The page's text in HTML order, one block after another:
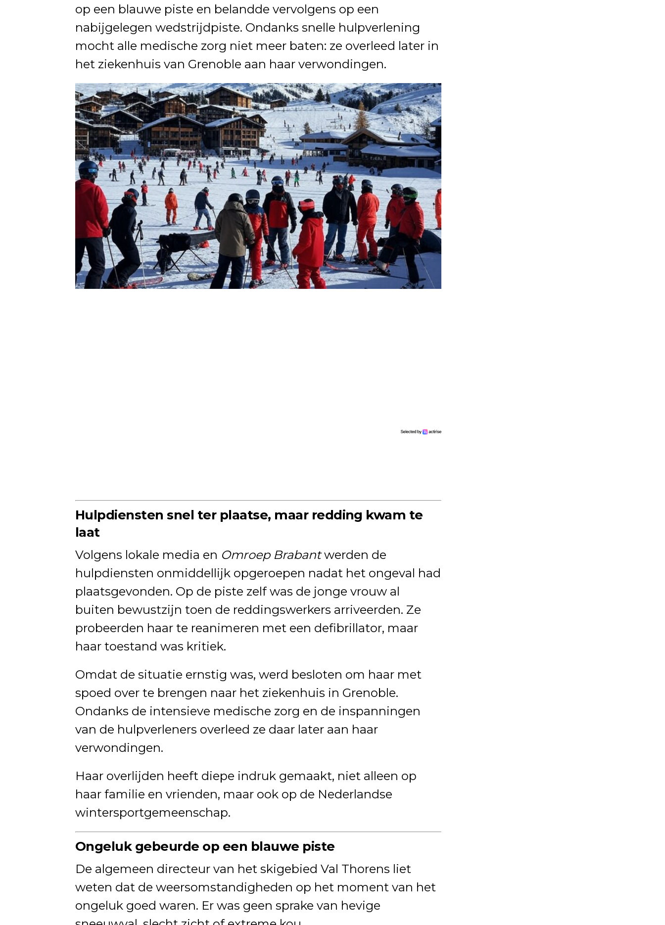
op een blauwe piste en belandde vervolgens op een
nabijgelegen wedstrijdpiste. Ondanks snelle hulpverlening
mocht alle medische zorg niet meer baten: ze overleed later in
het ziekenhuis van Grenoble aan haar verwondingen.
Hulpdiensten snel ter plaatse, maar redding kwam te
laat
Volgens lokale media en Omroep Brabantwerden de
hulpdiensten onmiddellijk opgeroepen nadat het ongeval had
plaatsgevonden. Op de piste zelf was de jonge vrouw al
buiten bewustzijn toen de reddingswerkers arriveerden. Ze
probeerden haar te reanimeren met een defibrillator, maar
haar toestand was kritiek.
Omdat de situatie ernstig was, werd besloten om haar met
spoed over te brengen naar het ziekenhuis in Grenoble.
Ondanks de intensieve medische zorg en de inspanningen
van de hulpverleners overleed ze daar later aan haar
verwondingen.
Haar overlijden heeft diepe indruk gemaakt, niet alleen op
haar familie en vrienden, maar ook op de Nederlandse
wintersportgemeenschap.
Ongeluk gebeurde op een blauwe piste
De algemeen directeur van het skigebied Val Thorens liet
weten dat de weersomstandigheden op het moment van het
ongeluk goed waren. Er was geen sprake van hevige